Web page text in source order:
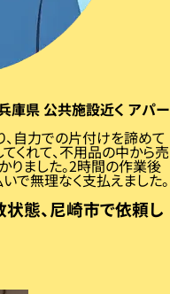
庫県 公共施設近く アパー
自力での片付けを諦めて
くれて、不用品の中から売
りました。2時間の作業後
で無理なく支払えました。
態、尼崎市で依頼し